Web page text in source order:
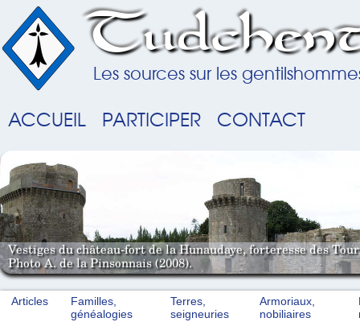
Les sources sur les
ACCUEIL PARTICIPER CONTACT
Vestiges du château-fort de la Hunaudaye, forteresse des
Photo A. de la Pinsonnais (2008).
Articles
Familles,
généalogies
Terres,
seigneuries
Armoriaux,
nobiliaires